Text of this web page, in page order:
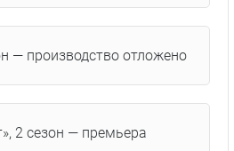
— производство отложено
2 сезон — премьера